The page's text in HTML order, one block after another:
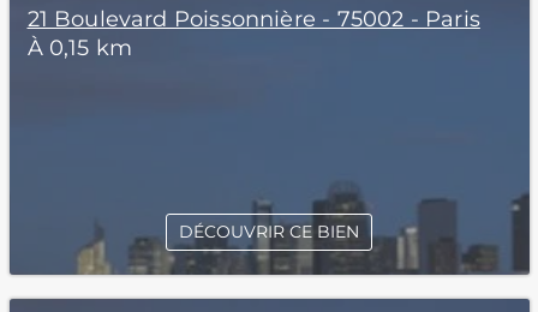
21 Boulevard Poissonnière - 75002 - Paris
À 0,15 km
DÉCOUVRIR CE BIEN